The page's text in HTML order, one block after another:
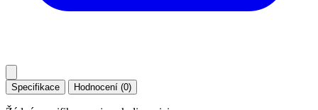
Specifikace Hodnocení (0)